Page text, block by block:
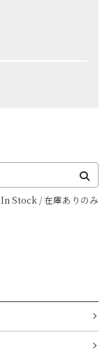
In Stock / 在庫ありのみ